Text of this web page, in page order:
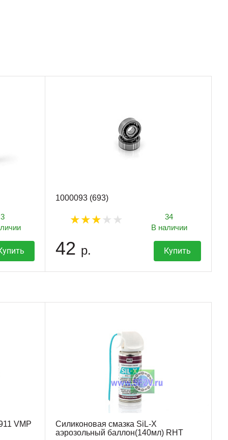
3
1000093 (693)
34
В наличии
42 р. Купить
VMP
Силиконовая смазка SiL-X
аэрозольный баллон(140мл) RHT